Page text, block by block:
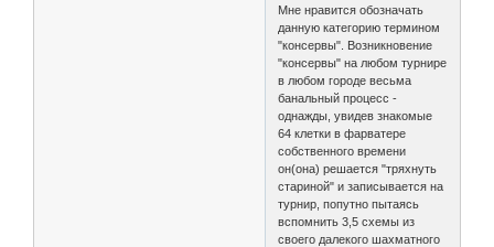
Мне нравится обозначать
данную категорию термином
"консервы". Возникновение
"консервы" на любом турнире
в любом городе весьма
банальный процесс -
однажды, увидев знакомые
64 клетки в фарватере
собственного времени
он(она) решается "тряхнуть
стариной" и записывается на
турнир, попутно пытаясь
вспомнить 3,5 схемы из
своего далекого шахматного